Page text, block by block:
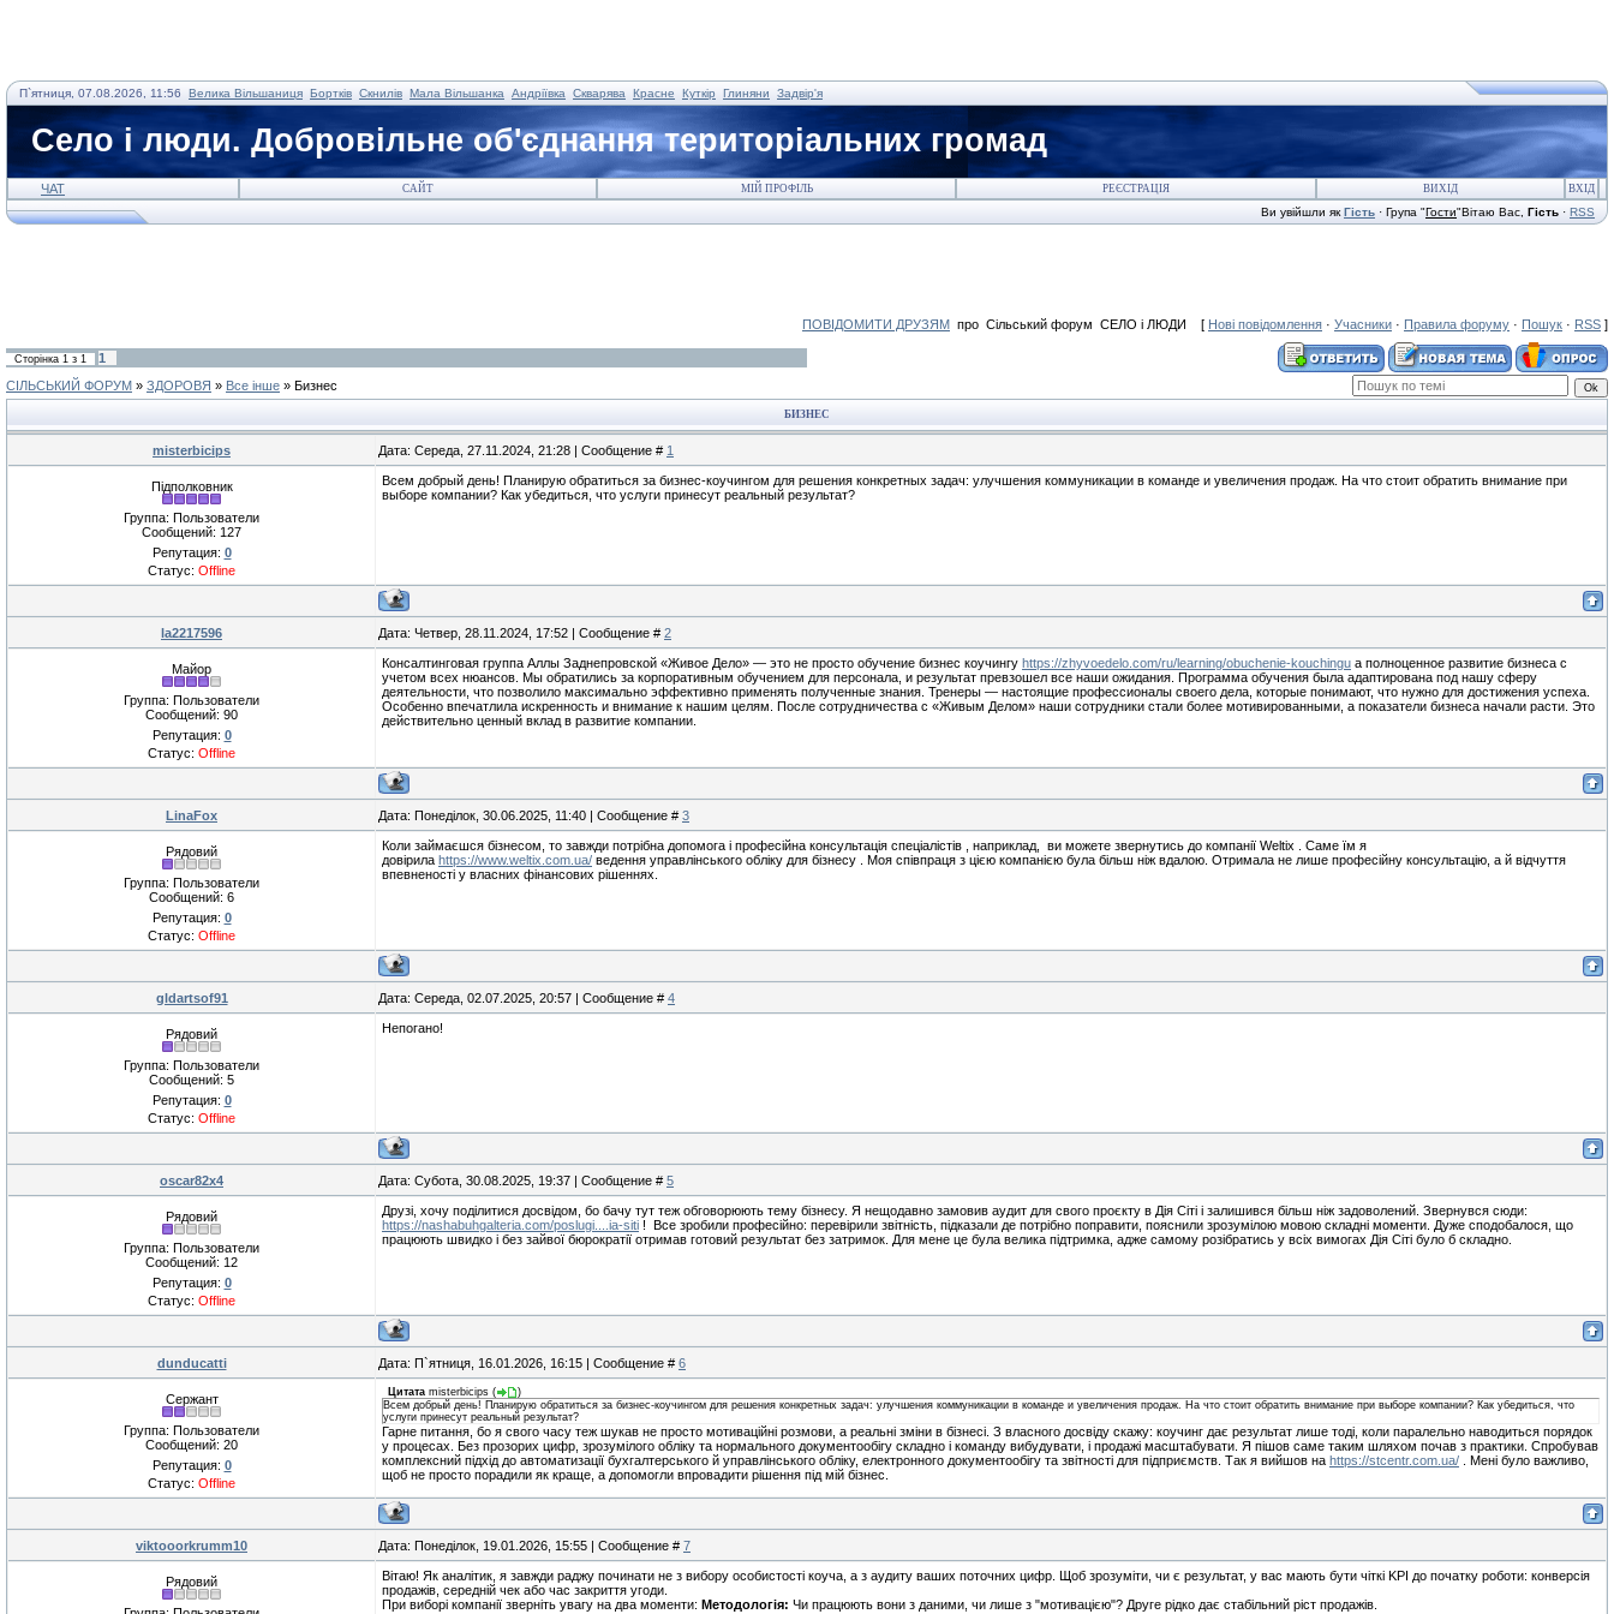
П`ятниця, 07.08.2026, 11:56 Велика Вільшаниця Бортків Скнилів Мала Вільшанка Андріївка Скварява Красне Куткір Глиняни Задвір'я
Село і люди. Добровільне об'єднання територіальних громад
ЧАТ САЙТ МІЙ ПРОФІЛЬ РЕЄСТРАЦІЯ ВИХІД ВХІД
Ви увійшли як Гість · Група "Гости"Вітаю Вас Гість · RSS
ПОВІДОМИТИ ДРУЗЯМ про Сільський форум СЕЛО і ЛЮДИ [ Нові повідомлення · Учасники · Правила форуму · Пошук · RSS ]
Сторінка 1 з 1
1
СІЛЬСЬКИЙ ФОРУМ » ЗДОРОВЯ » Все інше » Бизнес
БИЗНЕС
misterbicips Дата: Середа, 27.11.2024, 21:28 | Сообщение # 1
Підполковник
Группа: Пользователи
Сообщений: 127
Репутация: 0
Статус: Offline
Всем добрый день! Планирую обратиться за бизнес-коучингом для решения конкретных задач: улучшения коммуникации в команде и увеличения продаж. На что стоит обратить внимание при
выборе компании? Как убедиться, что услуги принесут реальный результат?
la2217596 Дата: Четвер, 28.11.2024, 17:52 | Сообщение # 2
Майор
Группа: Пользователи
Сообщений: 90
Репутация: 0
Статус: Offline
Консалтинговая группа Аллы Заднепровской «Живое Дело» — это не просто обучение бизнес коучингу https://zhyvoedelo.com/ru/learning/obuchenie-kouchingu а полноценное развитие бизнеса с
учетом всех нюансов. Мы обратились за корпоративным обучением для персонала, и результат превзошел все наши ожидания. Программа обучения была адаптирована под нашу сферу
деятельности, что позволило максимально эффективно применять полученные знания. Тренеры — настоящие профессионалы своего дела, которые понимают, что нужно для достижения успеха.
Особенно впечатлила искренность и внимание к нашим целям. После сотрудничества с «Живым Делом» наши сотрудники стали более мотивированными, а показатели бизнеса начали расти. Это
действительно ценный вклад в развитие компании.
LinaFox Дата: Понеділок, 30.06.2025, 11:40 | Сообщение # 3
Рядовий
Группа: Пользователи
Сообщений: 6
Репутация: 0
Статус: Offline
Коли займаєшся бізнесом, то завжди потрібна допомога і професійна консультація спеціалістів , наприклад, ви можете звернутись до компанії Weltix . Саме їм я
довірила https://www.weltix.com.ua/ ведення управлінського обліку для бізнесу . Моя співпраця з цією компанією була більш ніж вдалою. Отримала не лише професійну консультацію, а й відчуття
впевненості у власних фінансових рішеннях.
gldartsof91 Дата: Середа, 02.07.2025, 20:57 | Сообщение # 4
Рядовий
Группа: Пользователи
Сообщений: 5
Репутация: 0
Статус: Offline
Непогано!
oscar82x4 Дата: Субота, 30.08.2025, 19:37 | Сообщение # 5
Рядовий
Группа: Пользователи
Сообщений: 12
Репутация: 0
Статус: Offline
Друзі, хочу поділитися досвідом, бо бачу тут теж обговорюють тему бізнесу. Я нещодавно замовив аудит для свого проєкту в Дія Сіті і залишився більш ніж задоволений. Звернувся сюди:
https://nashabuhgalteria.com/poslugi....ia-siti ! Все зробили професійно: перевірили звітність, підказали де потрібно поправити, пояснили зрозумілою мовою складні моменти. Дуже сподобалося, що
працюють швидко і без зайвої бюрократії отримав готовий результат без затримок. Для мене це була велика підтримка, адже самому розібратись у всіх вимогах Дія Сіті було б складно.
dunducatti Дата: П`ятниця, 16.01.2026, 16:15 | Сообщение # 6
Сержант
Группа: Пользователи
Сообщений: 20
Репутация: 0
Статус: Offline
Цитата misterbicips (
)
Всем добрый день! Планирую обратиться за бизнес-коучингом для решения конкретных задач: улучшения коммуникации в команде и увеличения продаж. На что стоит обратить внимание при выборе компании? Как убедиться, что
услуги принесут реальный результат?
Гарне питання, бо я свого часу теж шукав не просто мотиваційні розмови, а реальні зміни в бізнесі. З власного досвіду скажу: коучинг дає результат лише тоді, коли паралельно наводиться порядок
у процесах. Без прозорих цифр, зрозумілого обліку та нормального документообігу складно і команду вибудувати, і продажі масштабувати. Я пішов саме таким шляхом почав з практики. Спробував
комплексний підхід до автоматизації бухгалтерського й управлінського обліку, електронного документообігу та звітності для підприємств. Так я вийшов на https://stcentr.com.ua/ . Мені було важливо,
щоб не просто порадили як краще, а допомогли впровадити рішення під мій бізнес.
viktooorkrumm10 Дата: Понеділок, 19.01.2026, 15:55 | Сообщение # 7
Рядовий
Вітаю! Як аналітик, я завжди раджу починати не з вибору особистості коуча, а з аудиту ваших поточних цифр. Щоб зрозуміти, чи є результат, у вас мають бути чіткі KPI до початку роботи: конверсія
продажів, середній чек або час закриття угоди.
При виборі компанії зверніть увагу на два моменти: Методологія: Чи працюють вони з даними, чи лише з "мотивацією"? Друге рідко дає стабільний ріст продажів.